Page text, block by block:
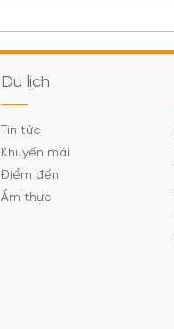
Du lịch
Tin tức
Khuyến mãi
Điểm đến
Ẩm thực